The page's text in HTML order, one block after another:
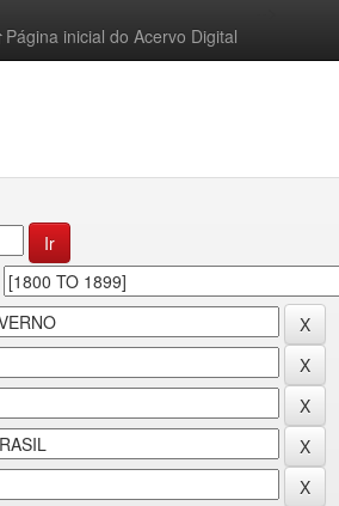
Página inicial do Acervo Digital